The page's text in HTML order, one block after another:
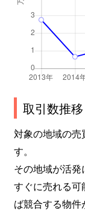
取引数推移
対象の地域の
す。
その地域が活
すぐに売れる
ば競合する物